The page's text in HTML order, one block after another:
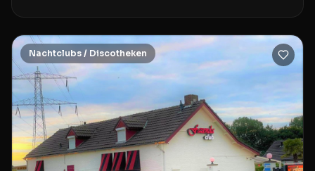
Nachtclubs / Discotheken